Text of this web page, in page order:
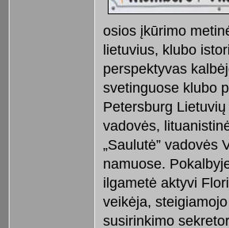
osios įkūrimo
lietuvius, klubo
perspektyvas
svetinguose klubo
Petersburg
vadovės,
„Saulutė” vadovės
namuose.
ilgametė aktyvi
veikėja,
susirinkimo